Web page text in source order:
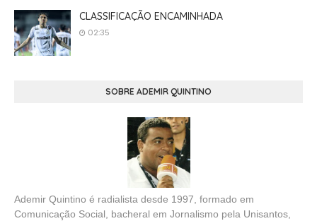
CLASSIFICAÇÃO ENCAMINHADA
02:35
SOBRE ADEMIR QUINTINO
Ademir Quintino é radialista desde 1997, formado em
Comunicação Social, bacheral em Jornalismo pela Unisantos,